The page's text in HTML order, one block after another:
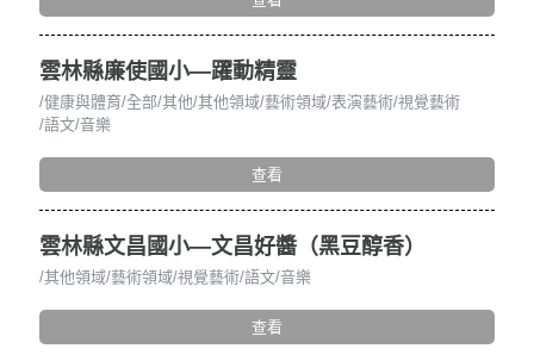
雲林縣廉使國小—躍動精靈
健康與體育 全部 其他 其他領域 藝術領域 表演藝術 視覺藝術
語文 音樂
查看
雲林縣文昌國小—文昌好醬（黑豆醇香）
其他領域 藝術領域 視覺藝術 語文 音樂
查看